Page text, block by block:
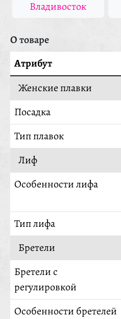
Владивосток
О товаре
Атрибут
Женские плавки
Посадка
Тип плавок
Лиф
Особенности лифа
Тип лифа
Бретели
Бретели с
регулировкой
Особенности бретелей